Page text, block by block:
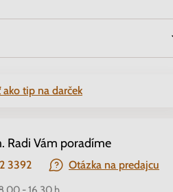
ako tip na darček
Radi Vám poradíme
3392 Otázka na predajcu